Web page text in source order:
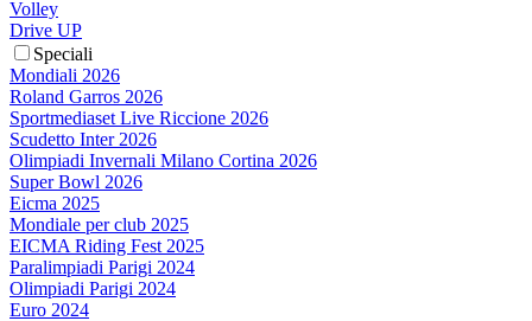
Volley
Drive UP
Speciali
Mondiali 2026
Roland Garros 2026
Sportmediaset Live Riccione 2026
Scudetto Inter 2026
Olimpiadi Invernali Milano Cortina 2026
Super Bowl 2026
Eicma 2025
Mondiale per club 2025
EICMA Riding Fest 2025
Paralimpiadi Parigi 2024
Olimpiadi Parigi 2024
Euro 2024